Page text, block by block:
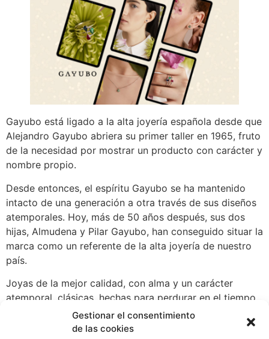
Gestionar el consentimiento
de las cookies
Gayubo está ligado a la alta joyería española desde que
Alejandro Gayubo abriera su primer taller en 1965, fruto
de la necesidad por mostrar un producto con carácter y
nombre propio.
Desde entonces, el espíritu Gayubo se ha mantenido
intacto de una generación a otra través de sus diseños
atemporales. Hoy, más de 50 años después, sus dos
hijas, Almudena y Pilar Gayubo, han conseguido situar la
marca como un referente de la alta joyería de nuestro
país.
Joyas de la mejor calidad, con alma y un carácter
atemporal, clásicas, hechas para perdurar en el tiempo,
tanto, que durarán para siempre.
En Gayubo no trabajamos ninguna joya que